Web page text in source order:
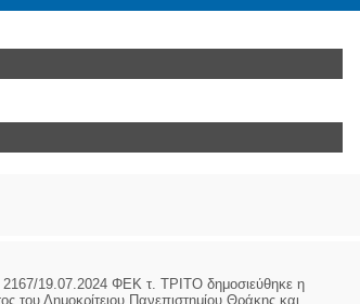
ΦΕΚ τ. ΤΡΙΤΟ δημοσιεύθηκε η
του Δημοκρίτειου Πανεπιστημίου Θράκης και